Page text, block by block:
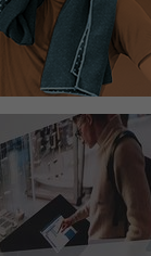
Besucher nach
und nutzt
Tag